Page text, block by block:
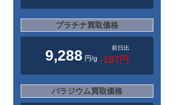
プラチナ買取価格
9,288 円/g
前日比
-187円
パラジウム買取価格